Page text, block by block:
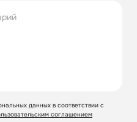
данных в соответствии с
соглашением